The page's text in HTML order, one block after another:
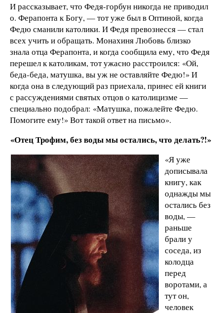
И рассказывает, что Федя-горбун никогда не приводил
о. Ферапонта к Богу, — тот уже был в Оптиной, когда
Федю сманили католики. И Федя превознесся — стал
всех учить и обращать. Монахиня Любовь близко
знала отца Ферапонта, и когда сообщила ему, что Федя
перешел к католикам, тот ужасно расстроился: «Ой,
беда-беда, матушка, вы уж не оставляйте Федю!» И
когда она в следующий раз приехала, принес ей книги
с рассуждениями святых отцов о католицизме —
специально подобрал: «Матушка, пожалейте Федю.
Помогите ему!» Вот такой ответ на письмо».
«Отец Трофим, без воды мы остались, что делать?!»
«Я уже
дописывала
книгу, как
однажды мы
остались без
воды, —
раньше
брали у
соседа, из
колодца
перед
воротами, а
тут он,
человек